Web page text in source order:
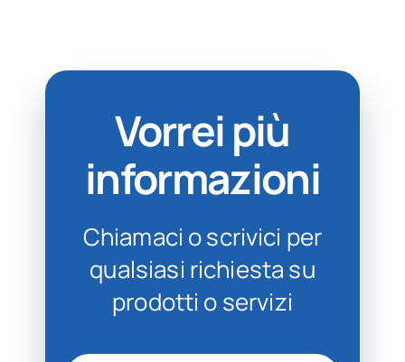
Vorrei più
informazioni
Chiamaci o scrivici per
qualsiasi richiesta su
prodotti o servizi